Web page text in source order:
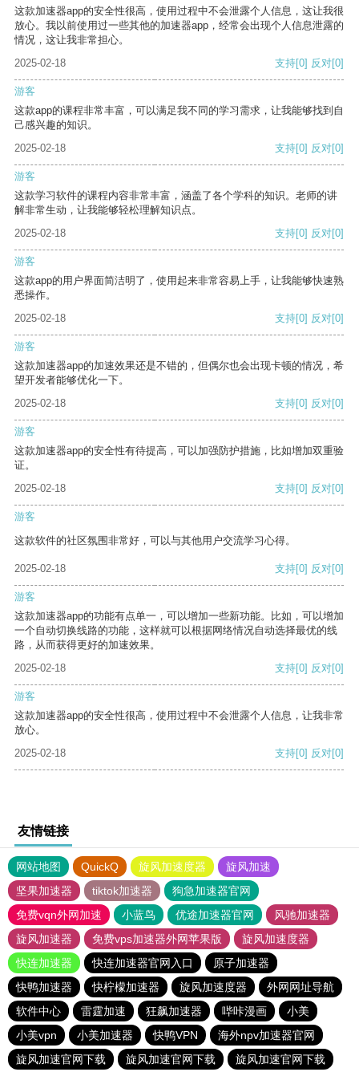
这款加速器app的安全性很高，使用过程中不会泄露个人信息，这让我很
放心。我以前使用过一些其他的加速器app，经常会出现个人信息泄露的
情况，这让我非常担心。
2025-02-18
支持[0] 反对[0]
游客
这款app的课程非常丰富，可以满足我不同的学习需求，让我能够找到自
己感兴趣的知识。
2025-02-18
支持[0] 反对[0]
游客
这款学习软件的课程内容非常丰富，涵盖了各个学科的知识。老师的讲
解非常生动，让我能够轻松理解知识点。
2025-02-18
支持[0] 反对[0]
游客
这款app的用户界面简洁明了，使用起来非常容易上手，让我能够快速熟
悉操作。
2025-02-18
支持[0] 反对[0]
游客
这款加速器app的加速效果还是不错的，但偶尔也会出现卡顿的情况，希
望开发者能够优化一下。
2025-02-18
支持[0] 反对[0]
游客
这款加速器app的安全性有待提高，可以加强防护措施，比如增加双重验
证。
2025-02-18
支持[0] 反对[0]
游客
这款软件的社区氛围非常好，可以与其他用户交流学习心得。
2025-02-18 支持[0] 反对[0]
游客
这款加速器app的功能有点单一，可以增加一些新功能。比如，可以增加
一个自动切换线路的功能，这样就可以根据网络情况自动选择最优的线
路，从而获得更好的加速效果。
2025-02-18
支持[0] 反对[0]
游客
这款加速器app的安全性很高，使用过程中不会泄露个人信息，让我非常
放心。
2025-02-18
支持[0] 反对[0]
友情链接
网站地图 QuickQ 旋风加速度器
旋风加速
坚果加速器
tiktok加速器
狗急加速器官网
免费vqn外网加速
小蓝鸟 优途加速器官网
风驰加速器
旋风加速器
免费vps加速器外网苹果版
旋风加速度器
快连加速器
快连加速器官网入口
原子加速器
快鸭加速器
快柠檬加速器 旋风加速度器
外网网址导航
软件中心
雷霆加速 狂飙加速器 哔咔漫画
小美
小美vpn
小美加速器 快鸭VPN
海外npv加速器官网
旋风加速官网下载
旋风加速官网下载 旋风加速官网下载